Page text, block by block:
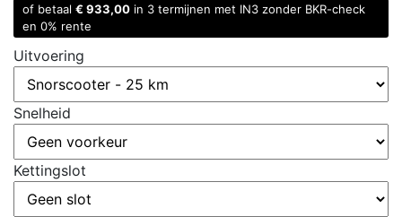
of betaal € 933,00 in 3 termijnen met IN3 zonder BKR-check
en 0% rente
Uitvoering
Snelheid
Kettingslot